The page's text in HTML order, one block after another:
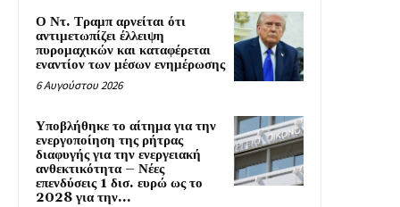
Ο Ντ. Τραμπ αρνείται ότι
αντιμετωπίζει έλλειψη
πυρομαχικών και καταφέρεται
εναντίον των μέσων ενημέρωσης
6 Αυγούστου 2026
Υποβλήθηκε το αίτημα για την
ενεργοποίηση της ρήτρας
διαφυγής για την ενεργειακή
ανθεκτικότητα – Νέες
επενδύσεις 1 δισ. ευρώ ως το
2028 για την...